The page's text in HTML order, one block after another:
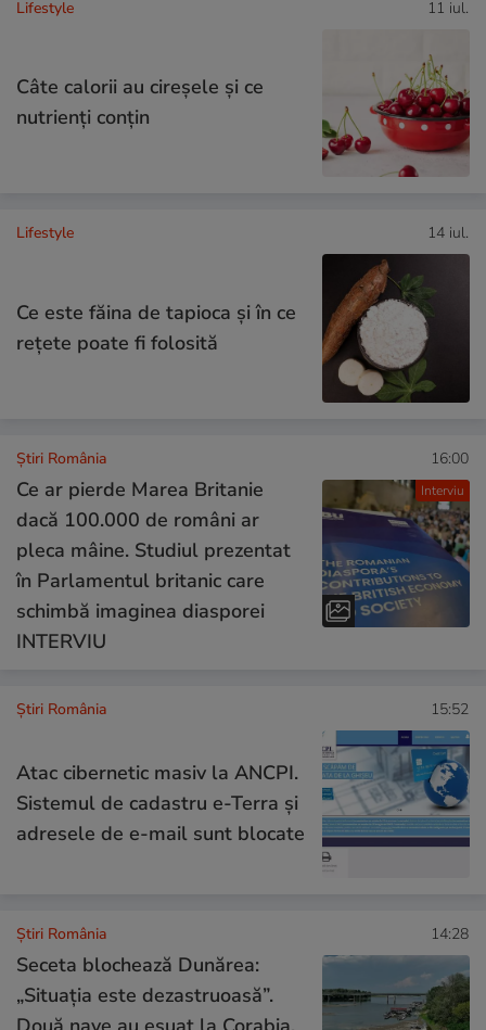
Lifestyle 11 iul.
Câte calorii au cireșele și ce
nutrienți conțin
Lifestyle 14 iul.
Ce este făina de tapioca și în ce
rețete poate fi folosită
Interviu
Știri România 16:00
Ce ar pierde Marea Britanie
dacă 100.000 de români ar
pleca mâine. Studiul prezentat
în Parlamentul britanic care
schimbă imaginea diasporei
INTERVIU
Știri România 15:52
Atac cibernetic masiv la ANCPI.
Sistemul de cadastru e-Terra și
adresele de e-mail sunt blocate
Știri România 14:28
Seceta blochează Dunărea:
„Situația este dezastruoasă”.